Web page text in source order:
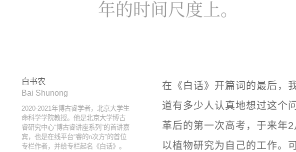
年的时间尺度上。
白书农
Bai Shunong
2020-2021年博古睿学者，北京大学生
命科学学院教授。他是北京大学博古
睿研究中心“博古睿讲座系列”的首讲嘉
宾，也是在线平台“睿的n次方”的首位
专栏作者，并给专栏起名《白话》。
在《白话》开篇词的最后，
道有多少人认真地想过这个
革后的第一次高考，于来年
以植物研究为自己的工作。